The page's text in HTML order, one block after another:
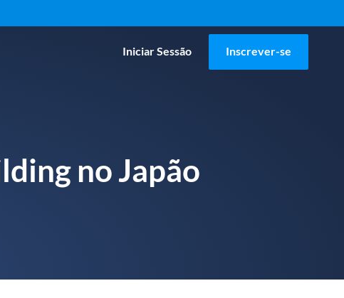
Iniciar Sessão Inscrever-se
no Japão